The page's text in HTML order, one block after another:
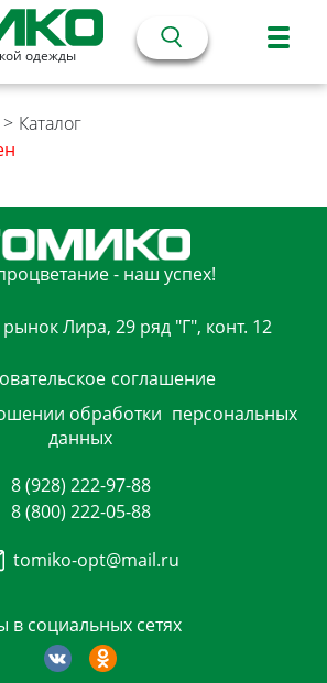
одежды
> Каталог
- наш успех!
рынок Лира, 29 ряд "Г", конт. 12
соглашение
обработки персональных
данных
в социальных сетях
8 (928) 222-97-88
8 (800) 222-05-88
tomiko-opt@mail.ru